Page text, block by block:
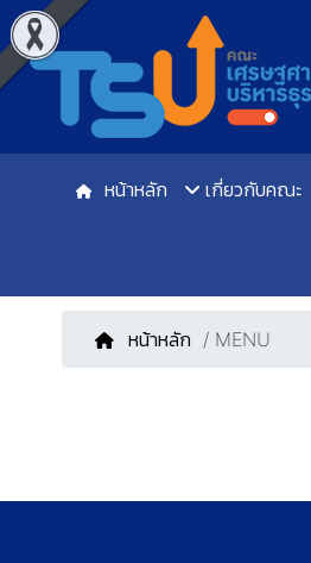
หน้าหลัก เกี่ยวกับคณะ
หน้าหลัก / MENU